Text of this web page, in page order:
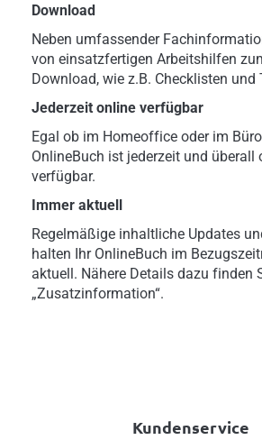
Download
Neben umfassender
von einsatzfertigen Arbeitshilfen
Download, wie z.B. Checklisten und
Jederzeit online verfügbar
Egal ob im Homeoffice oder im
OnlineBuch ist jederzeit und überall
verfügbar.
Immer aktuell
Regelmäßige inhaltliche Updates
halten Ihr OnlineBuch im
aktuell. Nähere Details dazu finden
„Zusatzinformation“.
Kundenservice